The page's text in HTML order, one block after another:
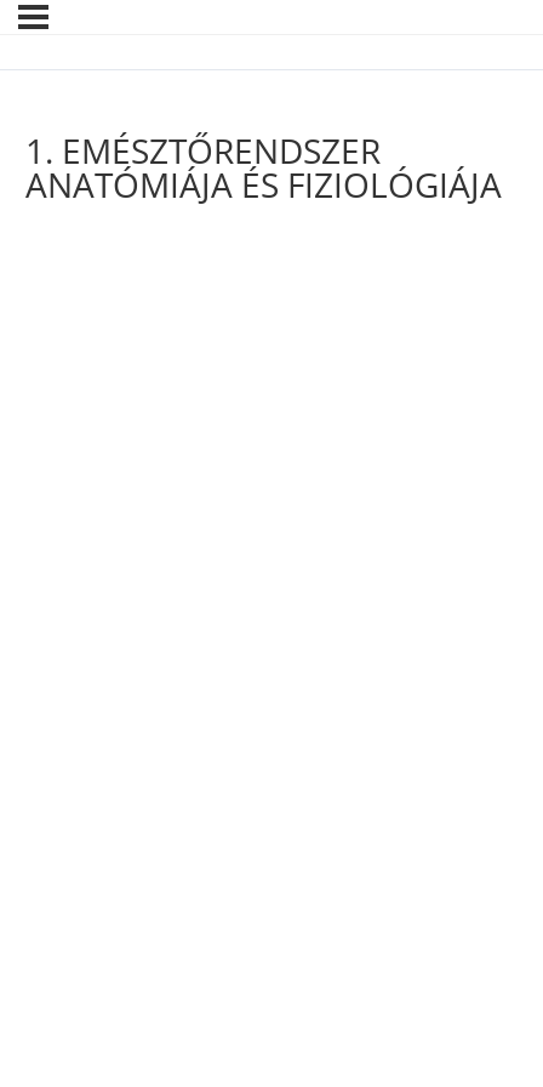
1. EMÉSZTŐRENDSZER
ANATÓMIÁJA ÉS FIZIOLÓGIÁJA